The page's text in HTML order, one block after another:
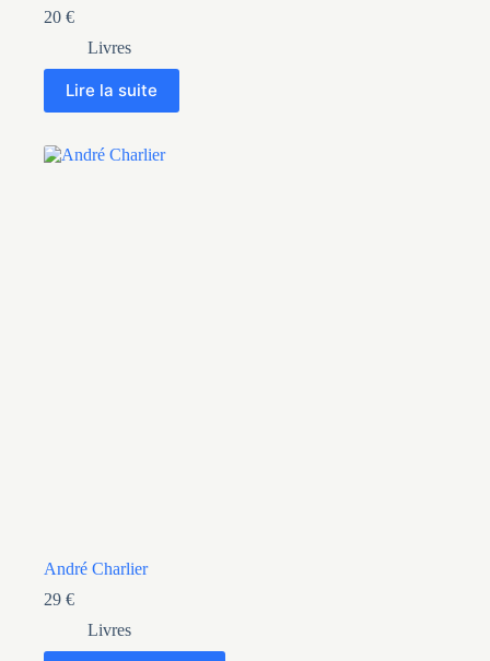
20 €
Livres
Lire la suite
André Charlier
29 €
Livres